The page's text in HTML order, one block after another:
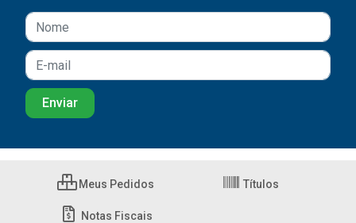
Meus Pedidos Títulos
Notas Fiscais